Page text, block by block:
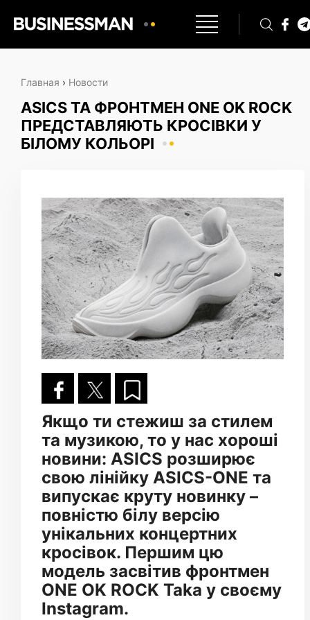
Главная › Новости
ASICS ТА ФРОНТМЕН ONE OK ROCK
ПРЕДСТАВЛЯЮТЬ КРОСІВКИ У
БІЛОМУ КОЛЬОРІ
Якщо ти стежиш за стилем
та музикою, то у нас хороші
новини: ASICS розширює
свою лінійку ASICS-ONE та
випускає круту новинку –
повністю білу версію
унікальних концертних
кросівок. Першим цю
модель засвітив фронтмен
ONE OK ROCK Taka у своєму
Instagram.